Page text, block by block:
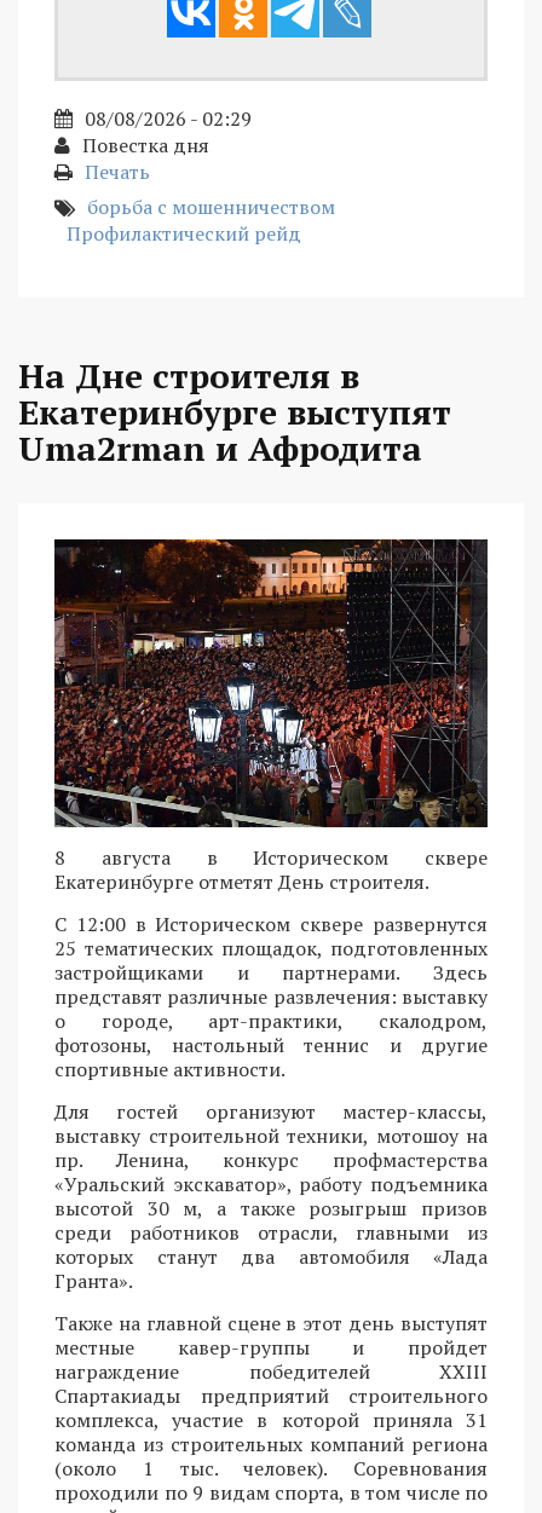
08/08/2026 - 02:29
Повестка дня
Печать
борьба с мошенничеством
Профилактический рейд
На Дне строителя в
Екатеринбурге выступят
Uma2rman и Афродита
8 августа в Историческом сквере
Екатеринбурге отметят День строителя.
С 12:00 в Историческом сквере развернутся
25 тематических площадок, подготовленных
застройщиками и партнерами. Здесь
представят различные развлечения: выставку
о городе, арт-практики, скалодром,
фотозоны, настольный теннис и другие
спортивные активности.
Для гостей организуют мастер-классы,
выставку строительной техники, мотошоу на
пр. Ленина, конкурс профмастерства
«Уральский экскаватор», работу подъемника
высотой 30 м, а также розыгрыш призов
среди работников отрасли, главными из
которых станут два автомобиля «Лада
Гранта».
Также на главной сцене в этот день выступят
местные кавер-группы и пройдет
награждение победителей XXIII
Спартакиады предприятий строительного
комплекса, участие в которой приняла 31
команда из строительных компаний региона
(около 1 тыс. человек). Соревнования
проходили по 9 видам спорта, в том числе по